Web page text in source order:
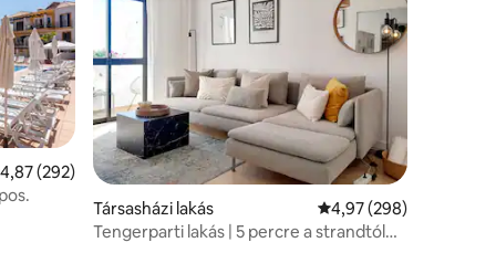
értékelés: 5/4,87, 292 vélemény
4,87 (292)
Társasházi lakás Átlagos értékelés: 5/
4,97 (298)
Tengerparti lakás | 5 percre a strandtól